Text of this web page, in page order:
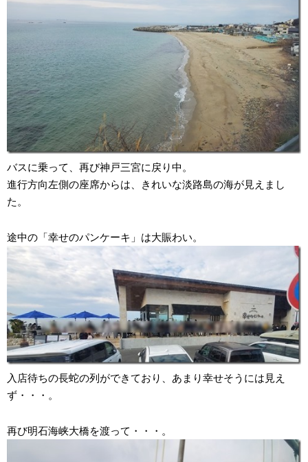
バスに乗って、再び神戸三宮に戻り中。
進行方向左側の座席からは、きれいな淡路島の海が見えまし
た。
途中の「幸せのパンケーキ」は大賑わい。
入店待ちの長蛇の列ができており、あまり幸せそうには見え
ず・・・。
再び明石海峡大橋を渡って・・・。